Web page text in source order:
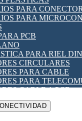
PARA PANEL
DE RELÉ
FIN DE
DE ENERGÍA Y
PASO A PASO
HMI
DE
CAPACITIVOS
PARA
PARA
PCB
PARA RIEL DIN
CIRCULARES
PARA CABLE
PARA
CABLE A PCB
PCB A CABLE